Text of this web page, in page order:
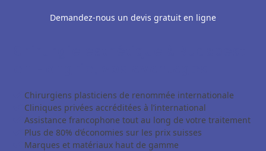
Demandez-nous un devis gratuit en ligne
Chirurgiens plasticiens de renommée internationale
Cliniques privées accréditées à l’international
Assistance francophone tout au long de votre traitement
Plus de 80% d’économies sur les prix suisses
Marques et matériaux haut de gamme